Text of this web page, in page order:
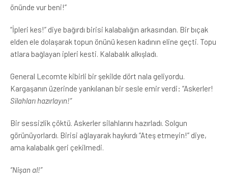
önünde vur beni!”
“İpleri kes!” diye bağırdı birisi kalabalığın arkasından. Bir bıçak
elden ele dolaşarak topun önünü kesen kadının eline geçti. Topu
atlara bağlayan ipleri kesti. Kalabalık alkışladı.
General Lecomte kibirli bir şekilde dört nala geliyordu.
Kargaşanın üzerinde yankılanan bir sesle emir verdi: “Askerler!
Silahları hazırlayın!”
Bir sessizlik çöktü. Askerler silahlarını hazırladı. Solgun
görünüyorlardı. Birisi ağlayarak haykırdı “Ateş etmeyin!” diye,
ama kalabalık geri çekilmedi.
“Nişan al!”